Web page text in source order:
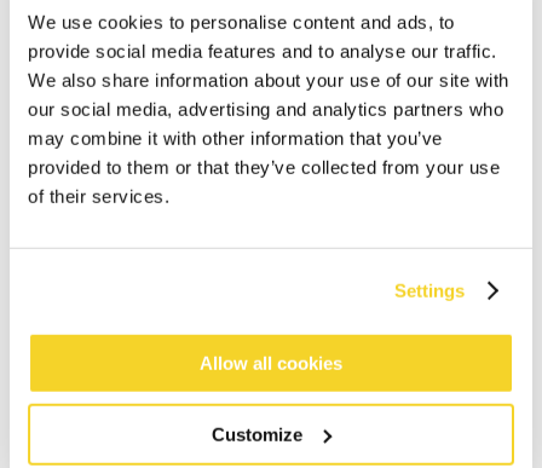
We use cookies to personalise content and ads, to
provide social media features and to analyse our traffic.
We also share information about your use of our site with
our social media, advertising and analytics partners who
may combine it with other information that you’ve
provided to them or that they’ve collected from your use
of their services.
Settings
Allow all cookies
Customize
IN DEN WARENKORB
Bestellungen, die vor 12 Uhr MEZ (Montag bis
30 Tage Rückgaberecht